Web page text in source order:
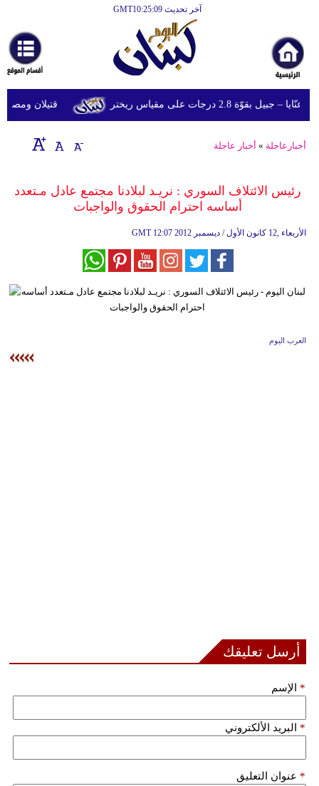
آخر تحديث GMT10:25:09
أخبارعاجلة
رياضة
ثقافة
إقتصاد
وموسيقى
ديكور
قتيلان ومصابون جراء 14 غارة إسرائيلية على 2.8 درجات على مقياس ريختر
أخبارعاجلة » أخبار عاجلة
رئيس الائتلاف السوري : نريـد لبلادنا مجتمع عادل مـتعدد
أساسه احترام الحقوق والواجبات
GMT 12:07 2012 الأربعاء ,12 كانون الأول / ديسمبر
العرب اليوم
أرسل تعليقك
الإسم *
البريد الألكتروني *
عنوان التعليق *